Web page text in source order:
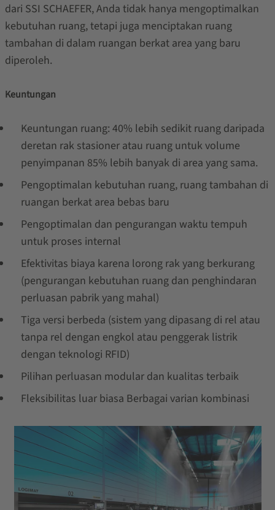
dari SSI SCHAEFER, Anda tidak hanya mengoptimalkan
kebutuhan ruang, tetapi juga menciptakan ruang
tambahan di dalam ruangan berkat area yang baru
diperoleh.
Keuntungan
Keuntungan ruang: 40% lebih sedikit ruang daripada
deretan rak stasioner atau ruang untuk volume
penyimpanan 85% lebih banyak di area yang sama.
Pengoptimalan kebutuhan ruang, ruang tambahan di
ruangan berkat area bebas baru
Pengoptimalan dan pengurangan waktu tempuh
untuk proses internal
Efektivitas biaya karena lorong rak yang berkurang
(pengurangan kebutuhan ruang dan penghindaran
perluasan pabrik yang mahal)
Tiga versi berbeda (sistem yang dipasang di rel atau
tanpa rel dengan engkol atau penggerak listrik
dengan teknologi RFID)
Pilihan perluasan modular dan kualitas terbaik
Fleksibilitas luar biasa Berbagai varian kombinasi